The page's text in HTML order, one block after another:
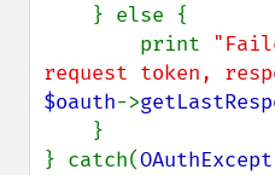
        print
request token,
$oauth->
} catch(